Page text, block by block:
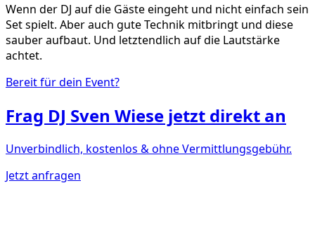
Wenn der DJ auf die Gäste eingeht und nicht einfach sein
Set spielt. Aber auch gute Technik mitbringt und diese
sauber aufbaut. Und letztendlich auf die Lautstärke
achtet.
Bereit für dein Event?
Frag DJ Sven Wiese jetzt direkt an
Unverbindlich, kostenlos & ohne Vermittlungsgebühr.
Jetzt anfragen